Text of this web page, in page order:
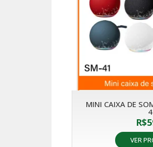
MINI CAIXA DE
R$
VER